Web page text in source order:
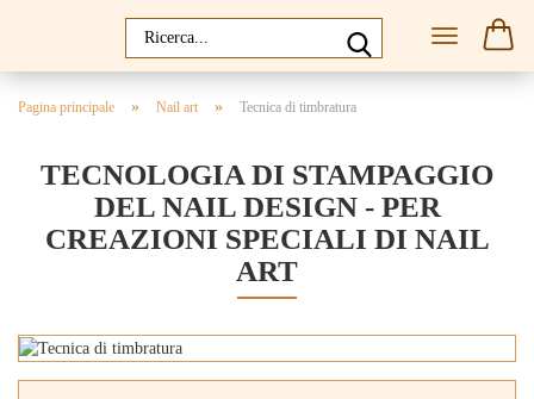
Pagina principale » Nail art » Tecnica di timbratura
TECNOLOGIA DI STAMPAGGIO
DEL NAIL DESIGN - PER
CREAZIONI SPECIALI DI NAIL
ART